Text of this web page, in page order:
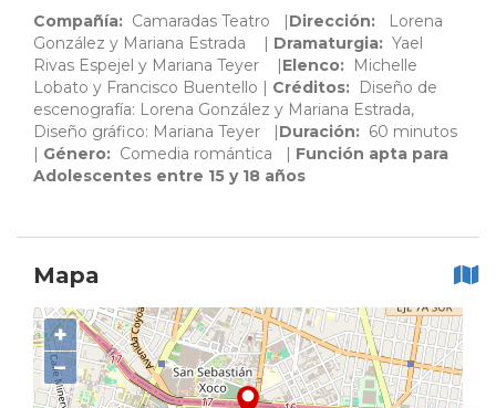
Compañía: Camaradas Teatro | Dirección:
Lorena
González y Mariana Estrada
Dramaturgia: Yael
Rivas Espejel y Mariana Teyer | Elenco: Michelle
Lobato y Francisco Buentello
Créditos:
Diseño de
escenografía: Lorena González y Mariana Estrada,
Diseño gráfico: Mariana Teyer
Duración: 60 minutos
Género: Comedia romántica | Función apta para
Adolescentes entre 15 y 18 años
Mapa
+
−